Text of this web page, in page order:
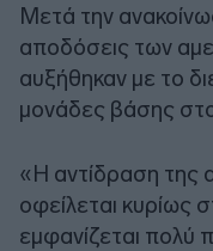
Μετά την
αποδόσεις των
αυξήθηκαν με το
μονάδες βάσης
«Η αντίδραση της
οφείλεται κυρίως
εμφανίζεται πολύ